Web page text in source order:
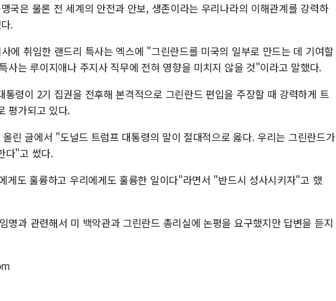
국은 물론 전 세계의 안전과 안보, 생존이라는 우리나라의 이해관계를 강력하
.
에 취임한 랜드리 특사는 엑스에 "그린란드를 미국의 일부로 만드는 데 기여할
사는 루이지애나 주지사 직무에 전혀 영향을 미치지 않을 것"이라고 말했다.
통령이 2기 집권을 전후해 본격적으로 그린란드 편입을 주장할 때 강력하게 트
평가되고 있다.
린 글에서 "도널드 트럼프 대통령의 말이 절대적으로 옳다. 우리는 그린란드가
다"고 썼다.
게도 훌륭하고 우리에게도 훌륭한 일이다"라면서 "반드시 성사시키자"고 했
명과 관련해서 미 백악관과 그린란드 총리실에 논평을 요구했지만 답변을 듣지